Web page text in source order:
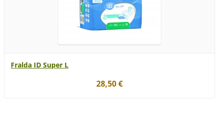
Fralda ID Super L
28,50 €